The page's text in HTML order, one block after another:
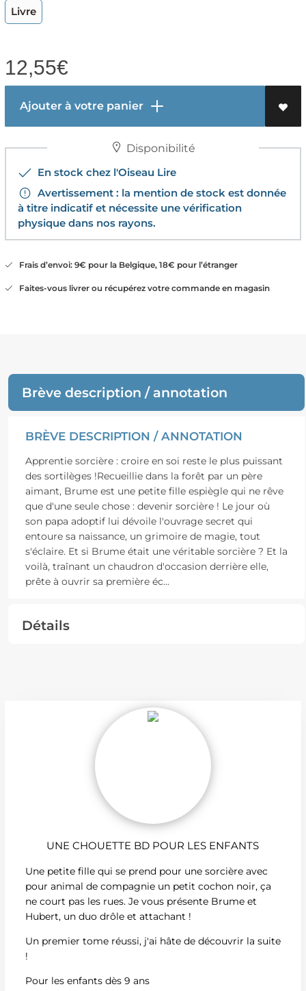
Livre
12,55€
Ajouter à votre panier
Disponibilité
En stock chez l'Oiseau Lire
Avertissement : la mention de stock est donnée
à titre indicatif et nécessite une vérification
physique dans nos rayons.
Frais d’envoi: 9€ pour la Belgique, 18€ pour l’étranger
Faites-vous livrer ou récupérez votre commande en magasin
Brève description / annotation
BRÈVE DESCRIPTION / ANNOTATION
Apprentie sorcière : croire en soi reste le plus puissant
des sortilèges !Recueillie dans la forêt par un père
aimant, Brume est une petite fille espiègle qui ne rêve
que d'une seule chose : devenir sorcière ! Le jour où
son papa adoptif lui dévoile l'ouvrage secret qui
entoure sa naissance, un grimoire de magie, tout
s'éclaire. Et si Brume était une véritable sorcière ? Et la
voilà, traînant un chaudron d'occasion derrière elle,
prête à ouvrir sa première éc...
Détails
UNE CHOUETTE BD POUR LES ENFANTS
Une petite fille qui se prend pour une sorcière avec
pour animal de compagnie un petit cochon noir, ça
ne court pas les rues. Je vous présente Brume et
Hubert, un duo drôle et attachant !
Un premier tome réussi, j'ai hâte de découvrir la suite
!
Pour les enfants dès 9 ans